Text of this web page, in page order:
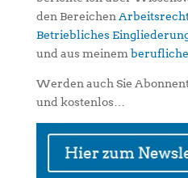
den Bereichen
Betriebliches
und aus meinem
Werden auch Sie
und kostenlos…